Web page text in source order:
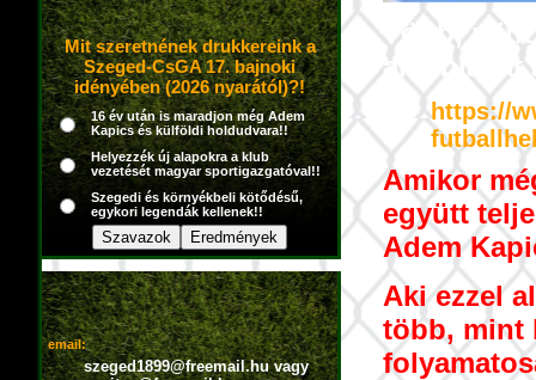
Mit szeretnének drukkereink a
Szeged-CsGA 17. bajnoki
idényében (2026 nyarától)?!
16 év után is maradjon még Adem
Kapics és külföldi holdudvara!!
Helyezzék új alapokra a klub
vezetését magyar sportigazgatóval!!
Szegedi és környékbeli kötődésű,
egykori legendák kellenek!!
email:
szeged1899@freemail.hu vagy
Több, mint
alábbiakat
https://
Amikor
együtt
Adem
Aki ezzel
több, mint